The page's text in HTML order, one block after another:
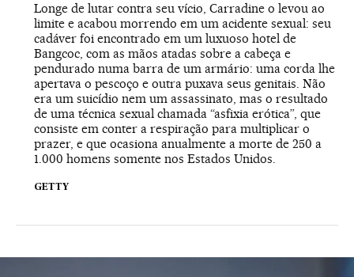
Longe de lutar contra seu vício, Carradine o levou ao
limite e acabou morrendo em um acidente sexual: seu
cadáver foi encontrado em um luxuoso hotel de
Bangcoc, com as mãos atadas sobre a cabeça e
pendurado numa barra de um armário: uma corda lhe
apertava o pescoço e outra puxava seus genitais. Não
era um suicídio nem um assassinato, mas o resultado
de uma técnica sexual chamada “asfixia erótica”, que
consiste em conter a respiração para multiplicar o
prazer, e que ocasiona anualmente a morte de 250 a
1.000 homens somente nos Estados Unidos.
GETTY